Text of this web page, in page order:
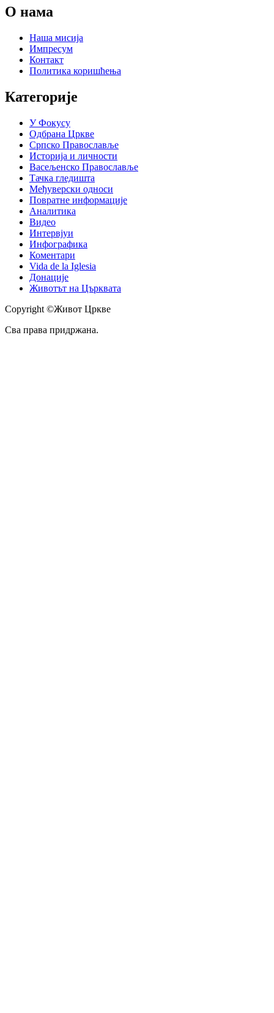
О нама
Наша мисија
Импресум
Контакт
Политика коришћења
Категорије
У Фокусу
Одбрана Цркве
Српско Православље
Историја и личности
Васељенско Православље
Тачка гледишта
Међуверски односи
Повратне информације
Аналитика
Видео
Интервјуи
Инфографика
Коментари
Vida de la Iglesia
Донације
Животът на Църквата
Copyright ©Живот Цркве
Сва права придржана.